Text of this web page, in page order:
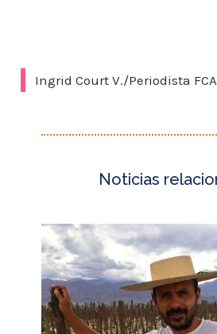
Ingrid Court V./Periodista FCA